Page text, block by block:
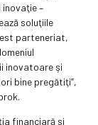
–
soluţiile
parteneriat,
inovatoare şi
bine pregătiţi”,
financiară şi